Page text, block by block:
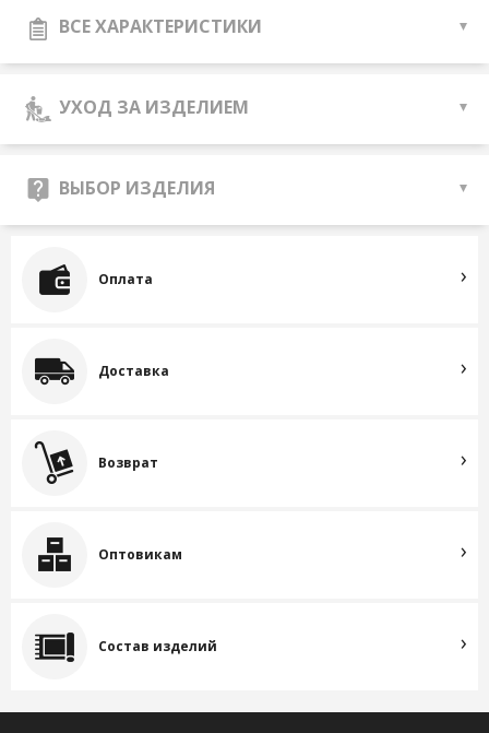
ВСЕ ХАРАКТЕРИСТИКИ
УХОД ЗА ИЗДЕЛИЕМ
ВЫБОР ИЗДЕЛИЯ
Оплата
Доставка
Возврат
Оптовикам
Состав изделий